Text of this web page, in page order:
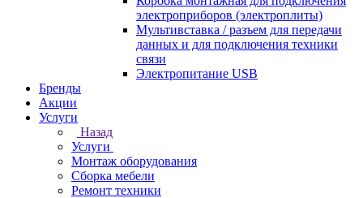
электроприборов (электроплиты)
Мультивставка / разъем для передачи
данных и для подключения техники
связи
Электропитание USB
Бренды
Акции
Услуги
Назад
Услуги
Монтаж оборудования
Сборка мебели
Ремонт техники